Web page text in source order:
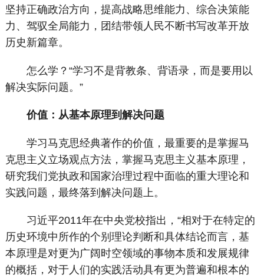
坚持正确政治方向，提高战略思维能力、综合决策能
力、驾驭全局能力，团结带领人民不断书写改革开放
历史新篇章。
怎么学？“学习不是背教条、背语录，而是要用以
解决实际问题。”
价值：从基本原理到解决问题
学习马克思经典著作的价值，最重要的是掌握马
克思主义立场观点方法，掌握马克思主义基本原理，
研究我们党执政和国家治理过程中面临的重大理论和
实践问题，最终落到解决问题上。
习近平2011年在中央党校指出，“相对于在特定的
历史环境中所作的个别理论判断和具体结论而言，基
本原理是对更为广阔时空领域的事物本质和发展规律
的概括，对于人们的实践活动具有更为普遍和根本的